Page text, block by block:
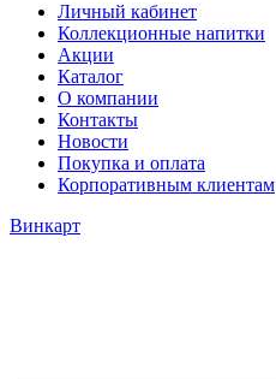
Личный кабинет
Коллекционные напитки
Акции
Каталог
О компании
Контакты
Новости
Покупка и оплата
Корпоративным клиентам
Винкарт